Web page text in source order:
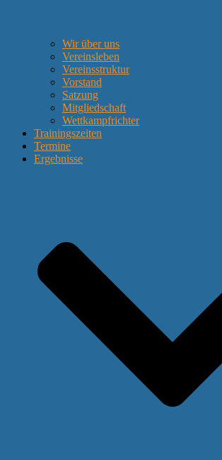
Wir über uns
Vereinsleben
Vereinsstruktur
Vorstand
Satzung
Mitgliedschaft
Wettkampfrichter
Trainingszeiten
Termine
Ergebnisse